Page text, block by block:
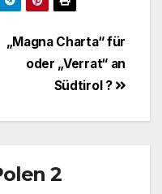
„Magna Charta“ für
oder „Verrat“ an
Südtirol ?
2